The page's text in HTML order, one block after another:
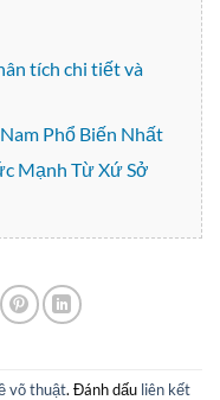
tích chi tiết và
Phổ Biến Nhất
Mạnh Từ Xứ Sở
võ thuật. Đánh dấu liên kết